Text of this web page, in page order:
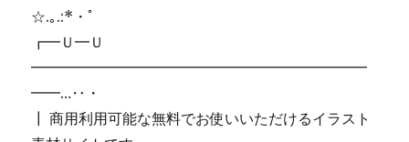
☆.｡.:*・ﾟ
┏━Ｕ━Ｕ
━━━━━━━━━━━━━━━━━━━━━━━
━━…‥・
┃ 商用利用可能な無料でお使いいただけるイラスト